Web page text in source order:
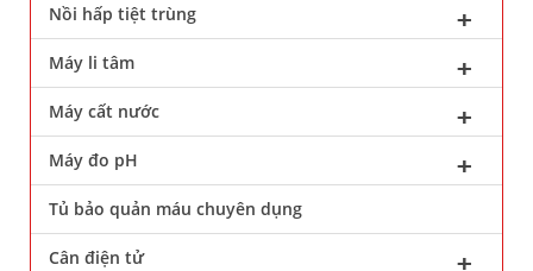
Nồi hấp tiệt trùng
Máy li tâm
Máy cất nước
Máy đo pH
Tủ bảo quản máu chuyên dụng
Cân điện tử